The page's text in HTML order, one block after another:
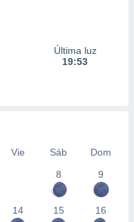
Última luz
19:53
Vie Sáb
Dom
8
9
14 15 16